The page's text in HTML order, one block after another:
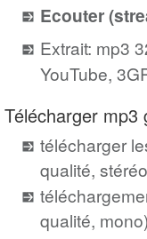
Ecouter
Extrait: mp3
YouTube,
Télécharger mp3
télécharger
qualité,
qualité, mono)